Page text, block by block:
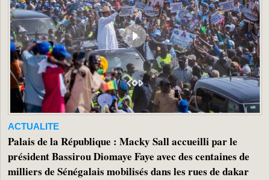
ACTUALITE
Palais de la République : Macky Sall accueilli par le
président Bassirou Diomaye Faye avec des centaines de
milliers de Sénégalais mobilisés dans les rues de dakar